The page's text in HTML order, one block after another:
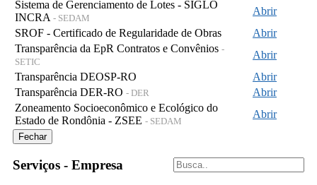
Sistema de Gerenciamento de Lotes - SIGLO
INCRA - SEDAM
Abrir
SROF - Certificado de Regularidade de Obras
Abrir
Transparência da EpR Contratos e Convênios -
SETIC
Abrir
Transparência DEOSP-RO
Abrir
Transparência DER-RO - DER
Abrir
Zoneamento Socioeconômico e Ecológico do
Estado de Rondônia - ZSEE - SEDAM
Abrir
Fechar
Serviços - Empresa